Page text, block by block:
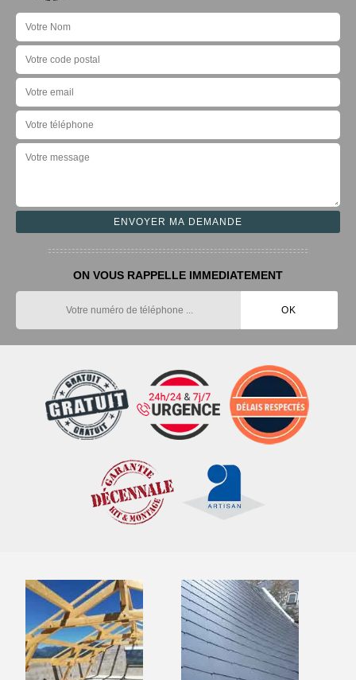
ON VOUS RAPPELLE IMMEDIATEMENT